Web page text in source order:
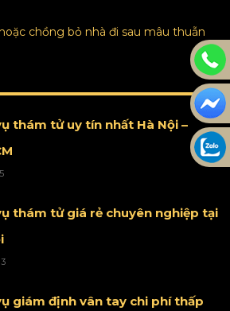
chồng bỏ nhà đi sau mâu thuẫn
thám tử uy tín nhất Hà Nội –
thám tử giá rẻ chuyên nghiệp tại
giám định vân tay chi phí thấp